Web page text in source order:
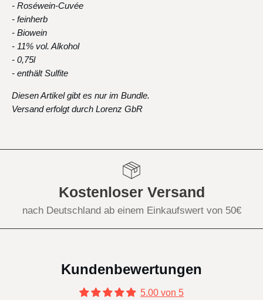
- Roséwein-Cuvée
- feinherb
- Biowein
- 11% vol. Alkohol
- 0,75l
- enthält Sulfite
Diesen Artikel gibt es nur im Bundle.
Versand erfolgt durch Lorenz GbR
Kostenloser Versand
nach Deutschland ab einem Einkaufswert von 50€
Kundenbewertungen
5.00 von 5